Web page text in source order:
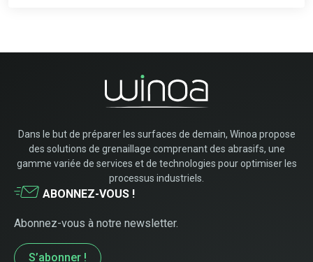
Dans le but de préparer les surfaces de demain, Winoa propose
des solutions de grenaillage comprenant des abrasifs, une
gamme variée de services et de technologies pour optimiser les
processus industriels.
ABONNEZ-VOUS !
Abonnez-vous à notre newsletter.
S’abonner !